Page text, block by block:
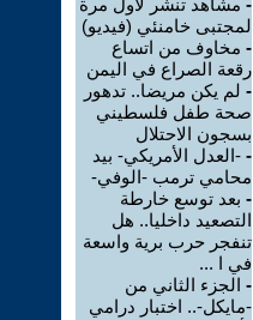
- مشاهد تنشر لأول مرة
لمجتبى خامنئي (فيديو)
- مخاوف من اتساع
رقعة الصراع في اليمن
- لم يكن مريضا.. تدهور
صحة طفل فلسطيني
بسجون الاحتلال
- -العدل الأمريكي- بيد
محامي ترمب -الوفي-
- بعد توسع خارطة
التصعيد داخليا.. هل
تنفجر حرب برية واسعة
في ا ...
- الجزء الثاني من
-مايكل-.. اختبار درامي